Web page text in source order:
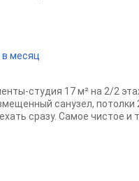
в месяц
студия 17 м² на 2/2
санузел,
сразу. Самое чистое и